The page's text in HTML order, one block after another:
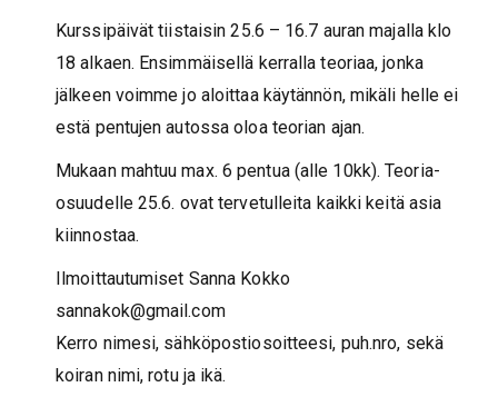
Kurssipäivät tiistaisin 25.6 – 16.7 auran majalla klo
18 alkaen. Ensimmäisellä kerralla teoriaa, jonka
jälkeen voimme jo aloittaa käytännön, mikäli helle ei
estä pentujen autossa oloa teorian ajan.
Mukaan mahtuu max. 6 pentua (alle 10kk). Teoria-
osuudelle 25.6. ovat tervetulleita kaikki keitä asia
kiinnostaa.
Ilmoittautumiset Sanna Kokko
sannakok@gmail.com
Kerro nimesi, sähköpostiosoitteesi, puh.nro, sekä
koiran nimi, rotu ja ikä.